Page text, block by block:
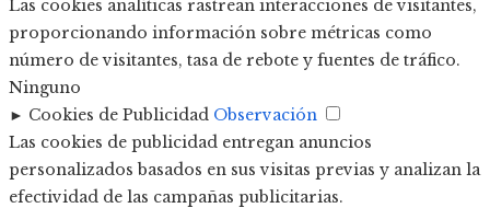
Las cookies analíticas rastrean interacciones de visitantes,
proporcionando información sobre métricas como
número de visitantes, tasa de rebote y fuentes de tráfico.
Ninguno
► Cookies de Publicidad Observación
Las cookies de publicidad entregan anuncios
personalizados basados en sus visitas previas y analizan la
efectividad de las campañas publicitarias.